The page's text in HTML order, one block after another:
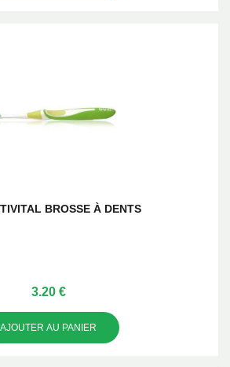
BROSSE À DENTS
3.20 €
AJOUTER AU PANIER